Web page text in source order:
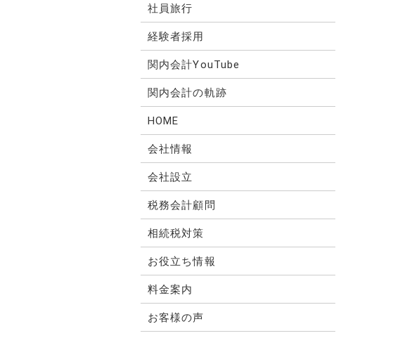
社員旅行
経験者採用
関内会計YouTube
関内会計の軌跡
HOME
会社情報
会社設立
税務会計顧問
相続税対策
お役立ち情報
料金案内
お客様の声